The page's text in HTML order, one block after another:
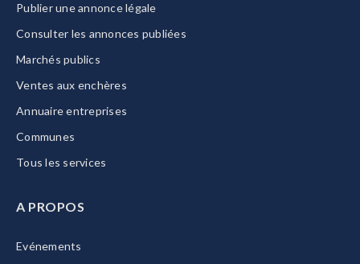
Publier une annonce légale
Consulter les annonces publiées
Marchés publics
Ventes aux enchères
Annuaire entreprises
Communes
Tous les services
A PROPOS
Evénements